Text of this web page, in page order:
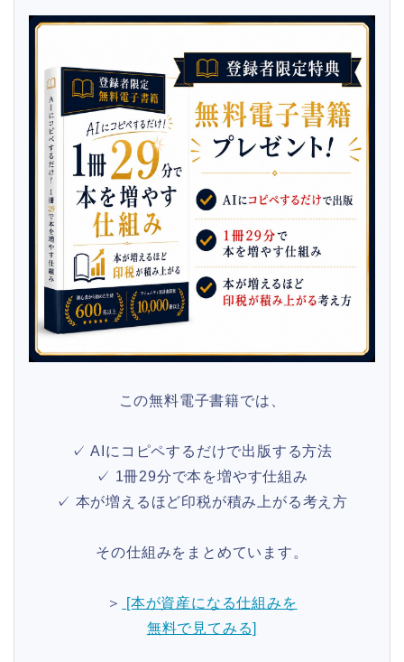
この無料電子書籍では、
✓ AIにコピペするだけで出版する方法
✓ 1冊29分で本を増やす仕組み
✓ 本が増えるほど印税が積み上がる考え方
その仕組みをまとめています。
＞
[本が資産になる仕組みを
無料で見てみる]